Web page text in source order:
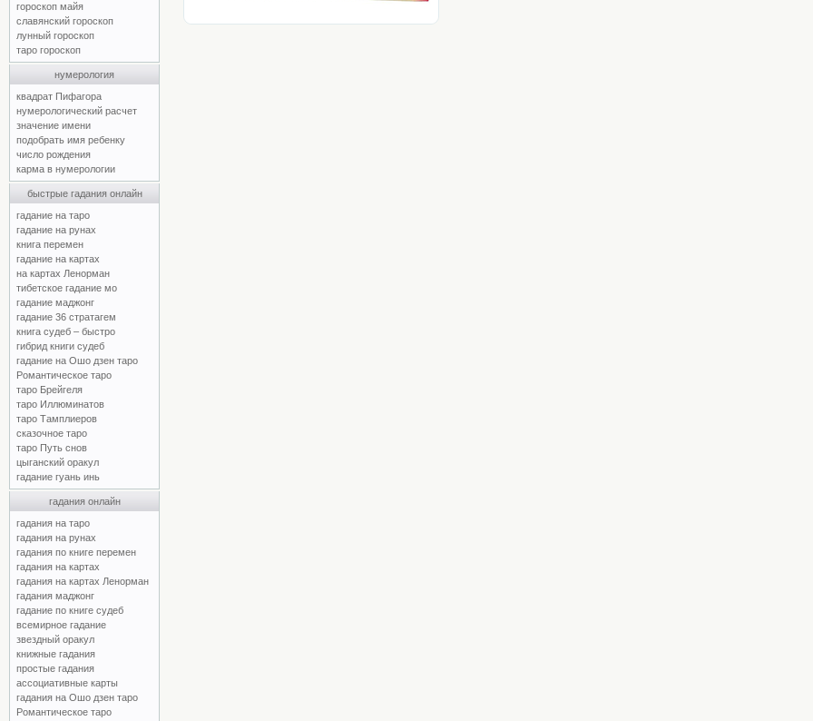
гороскоп майя
славянский гороскоп
лунный гороскоп
таро гороскоп
нумерология
квадрат Пифагора
нумерологический расчет
значение имени
подобрать имя ребенку
число рождения
карма в нумерологии
быстрые гадания онлайн
гадание на таро
гадание на рунах
книга перемен
гадание на картах
на картах Ленорман
тибетское гадание мо
гадание маджонг
гадание 36 стратагем
книга судеб – быстро
гибрид книги судеб
гадание на Ошо дзен таро
Романтическое таро
таро Брейгеля
таро Иллюминатов
таро Тамплиеров
сказочное таро
таро Путь снов
цыганский оракул
гадание гуань инь
гадания онлайн
гадания на таро
гадания на рунах
гадания по книге перемен
гадания на картах
гадания на картах Ленорман
гадания маджонг
гадание по книге судеб
всемирное гадание
звездный оракул
книжные гадания
простые гадания
ассоциативные карты
гадания на Ошо дзен таро
Романтическое таро